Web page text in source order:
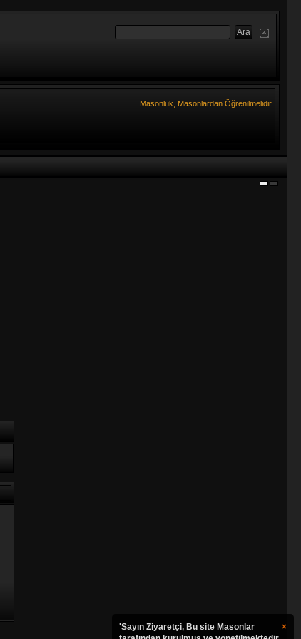
Masonluk, Masonlardan Öğrenilmelidir
×
'Sayın Ziyaretçi, Bu site Masonlar